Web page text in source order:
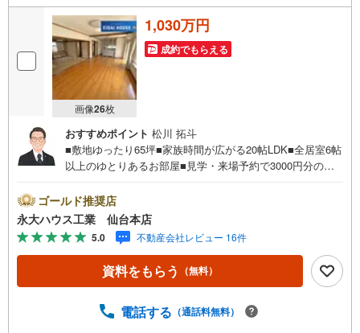
画像26枚
1,030万円
成約でもらえる
おすすめポイント 松川 拓斗
■敷地ゆったり65坪■家族時間が広がる20帖LDK■全居室6帖
以上のゆとりあるお部屋■見学・来場予約で3000円分の選
強み～仙台市を中心に宮城県内の多数店舗で展開中！こち
らでは当社の強みを大きく2つに分けてご紹介！1.＜豊富な
不動産知識＞戸建・マンション・土地...と種別を問わず不
動産を取り扱っております。更に教育施設や商業施設、子
育て環境や行政などの地域情報を総合し、お客様により良
い物件選びをして頂けるよう、しっかりとサポートさせて
【売却】【引っ越し】【リフォーム】など住宅に関する
ゴールド推奨店
永大ハウス工業 仙台本店
5.0 不動産会社レビュー 16件
資料をもらう （無料）
電話する （通話料無料）